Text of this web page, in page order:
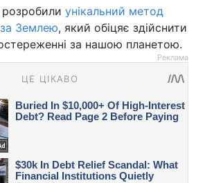
розробили унікальний метод
Землею, який обіцяє здійснити
за нашою планетою.
Реклама